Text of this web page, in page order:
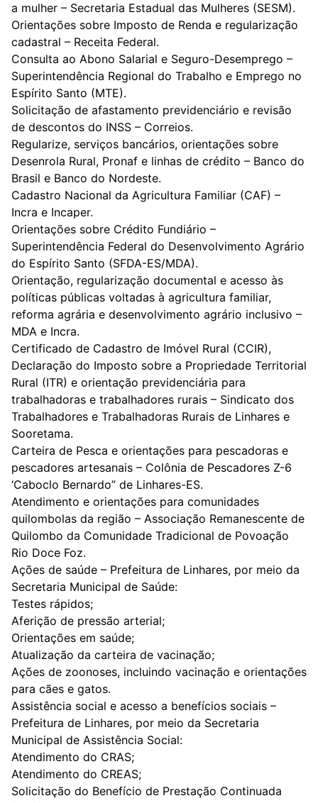
a mulher – Secretaria Estadual das Mulheres (SESM).
Orientações sobre Imposto de Renda e regularização
cadastral – Receita Federal.
Consulta ao Abono Salarial e Seguro-Desemprego –
Superintendência Regional do Trabalho e Emprego no
Espírito Santo (MTE).
Solicitação de afastamento previdenciário e revisão
de descontos do INSS – Correios.
Regularize, serviços bancários, orientações sobre
Desenrola Rural, Pronaf e linhas de crédito – Banco do
Brasil e Banco do Nordeste.
Cadastro Nacional da Agricultura Familiar (CAF) –
Incra e Incaper.
Orientações sobre Crédito Fundiário –
Superintendência Federal do Desenvolvimento Agrário
do Espírito Santo (SFDA-ES/MDA).
Orientação, regularização documental e acesso às
políticas públicas voltadas à agricultura familiar,
reforma agrária e desenvolvimento agrário inclusivo –
MDA e Incra.
Certificado de Cadastro de Imóvel Rural (CCIR),
Declaração do Imposto sobre a Propriedade Territorial
Rural (ITR) e orientação previdenciária para
trabalhadoras e trabalhadores rurais – Sindicato dos
Trabalhadores e Trabalhadoras Rurais de Linhares e
Sooretama.
Carteira de Pesca e orientações para pescadoras e
pescadores artesanais – Colônia de Pescadores Z-6
‘Caboclo Bernardo” de Linhares-ES.
Atendimento e orientações para comunidades
quilombolas da região – Associação Remanescente de
Quilombo da Comunidade Tradicional de Povoação
Rio Doce Foz.
Ações de saúde – Prefeitura de Linhares, por meio da
Secretaria Municipal de Saúde:
Testes rápidos;
Aferição de pressão arterial;
Orientações em saúde;
Atualização da carteira de vacinação;
Ações de zoonoses, incluindo vacinação e orientações
para cães e gatos.
Assistência social e acesso a benefícios sociais –
Prefeitura de Linhares, por meio da Secretaria
Municipal de Assistência Social:
Atendimento do CRAS;
Atendimento do CREAS;
Solicitação do Benefício de Prestação Continuada